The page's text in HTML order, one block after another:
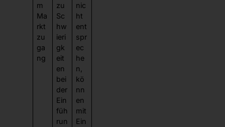
m
Ma
rkt
zu
ga
ng
zu
Sc
hw
ieri
gk
eit
en
bei
der
Ein
füh
run
nic
ht
ent
spr
ec
he
n,
kö
nn
en
mit
Ein